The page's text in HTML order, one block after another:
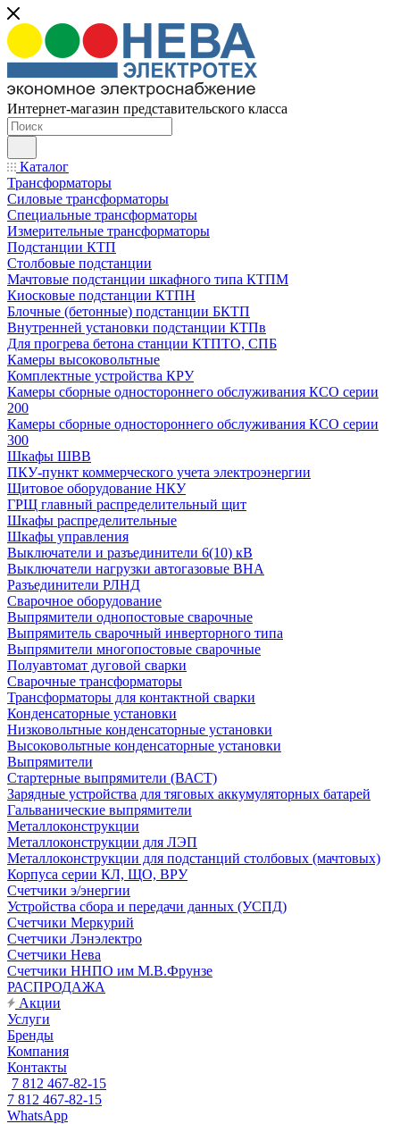
Интернет-магазин представительского класса
Каталог
Трансформаторы
Силовые трансформаторы
Специальные трансформаторы
Измерительные трансформаторы
Подстанции КТП
Столбовые подстанции
Мачтовые подстанции шкафного типа КТПМ
Киосковые подстанции КТПН
Блочные (бетонные) подстанции БКТП
Внутренней установки подстанции КТПв
Для прогрева бетона станции КТПТО, СПБ
Камеры высоковольтные
Комплектные устройства КРУ
Камеры сборные одностороннего обслуживания КСО серии
200
Камеры сборные одностороннего обслуживания КСО серии
300
Шкафы ШВВ
ПКУ-пункт коммерческого учета электроэнергии
Щитовое оборудование НКУ
ГРЩ главный распределительный щит
Шкафы распределительные
Шкафы управления
Выключатели и разъединители 6(10) кВ
Выключатели нагрузки автогазовые ВНА
Разъединители РЛНД
Сварочное оборудование
Выпрямители однопостовые сварочные
Выпрямитель сварочный инверторного типа
Выпрямители многопостовые сварочные
Полуавтомат дуговой сварки
Сварочные трансформаторы
Трансформаторы для контактной сварки
Конденсаторные установки
Низковольтные конденсаторные установки
Высоковольтные конденсаторные установки
Выпрямители
Стартерные выпрямители (ВАСТ)
Зарядные устройства для тяговых аккумуляторных батарей
Гальванические выпрямители
Металлоконструкции
Металлоконструкции для ЛЭП
Металлоконструкции для подстанций столбовых (мачтовых)
Корпуса серии КЛ, ЩО, ВРУ
Счетчики э/энергии
Устройства сбора и передачи данных (УСПД)
Счетчики Меркурий
Счетчики Лэнэлектро
Счетчики Нева
Счетчики ННПО им М.В.Фрунзе
РАСПРОДАЖА
Акции
Услуги
Бренды
Компания
Контакты
7 812 467-82-15
7 812 467-82-15
WhatsApp